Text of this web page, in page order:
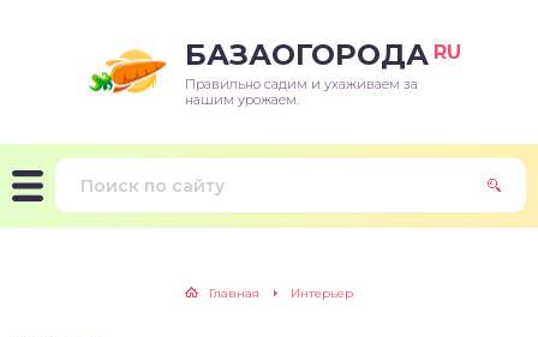
БАЗАОГОРОДА RU
Правильно садим и ухаживаем за
нашим урожаем.
Главная Интерьер